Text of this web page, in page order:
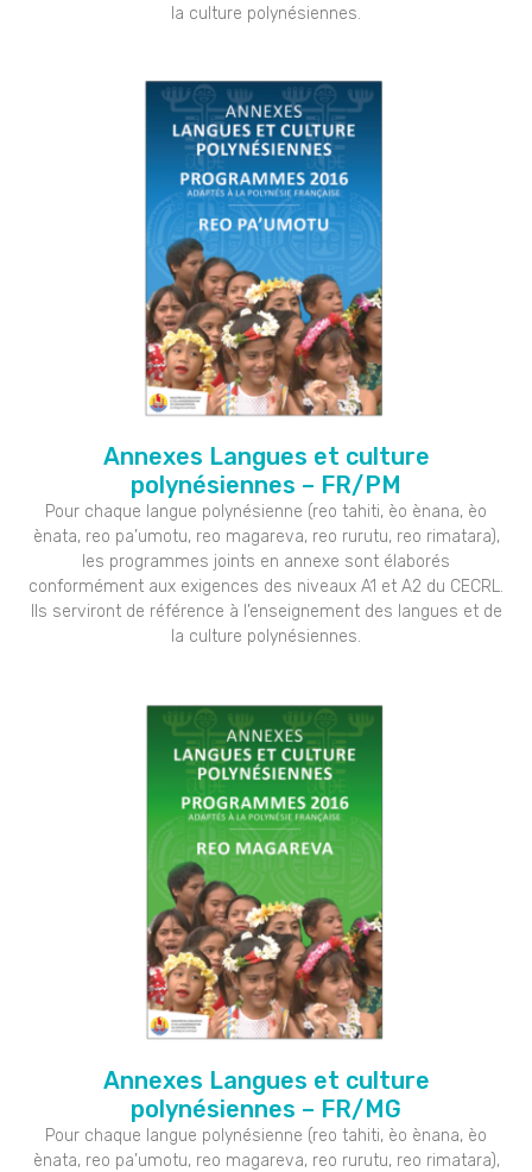
la culture polynésiennes.
Annexes Langues et culture
polynésiennes – FR/PM
Pour chaque langue polynésienne (reo tahiti, èo ènana, èo
ènata, reo pa’umotu, reo magareva, reo rurutu, reo rimatara),
les programmes joints en annexe sont élaborés
conformément aux exigences des niveaux A1 et A2 du CECRL.
Ils serviront de référence à l’enseignement des langues et de
la culture polynésiennes.
Annexes Langues et culture
polynésiennes – FR/MG
Pour chaque langue polynésienne (reo tahiti, èo ènana, èo
ènata, reo pa’umotu, reo magareva, reo rurutu, reo rimatara),